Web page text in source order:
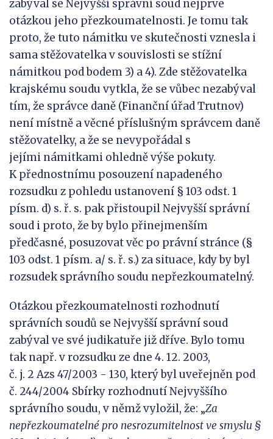
zabýval se Nejvyšší správní soud nejprve
otázkou jeho přezkoumatelnosti. Je tomu tak
proto, že tuto námitku ve skutečnosti vznesla i
sama stěžovatelka v souvislosti se stížní
námitkou pod bodem 3) a 4). Zde stěžovatelka
krajskému soudu vytkla, že se vůbec nezabýval
tím, že správce daně (Finanční úřad Trutnov)
není místně a věcné příslušným správcem daně
stěžovatelky, a že se nevypořádal s
jejími námitkami ohledně výše pokuty.
K přednostnímu posouzení napadeného
rozsudku z pohledu ustanovení § 103 odst. 1
písm. d) s. ř. s. pak přistoupil Nejvyšší správní
soud i proto, že by bylo přinejmenším
předčasné, posuzovat věc po právní stránce (§
103 odst. 1 písm. a/ s. ř. s.) za situace, kdy by byl
rozsudek správního soudu nepřezkoumatelný.
Otázkou přezkoumatelnosti rozhodnutí
správních soudů se Nejvyšší správní soud
zabýval ve své judikatuře již dříve. Bylo tomu
tak např. v rozsudku ze dne 4. 12. 2003,
č. j. 2 Azs 47/2003 - 130, který byl uveřejněn pod
č. 244/2004 Sbírky rozhodnutí Nejvyššího
správního soudu, v němž vyložil, že: „Za
nepřezkoumatelné pro nesrozumitelnost ve smyslu §